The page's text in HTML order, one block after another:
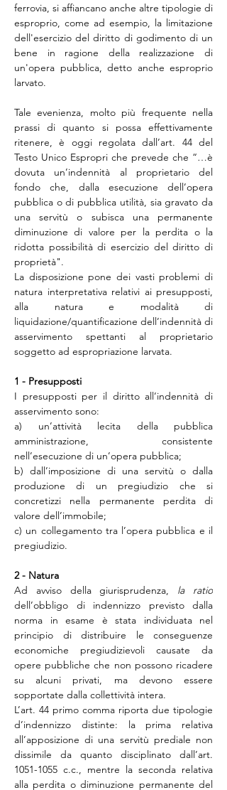
ferrovia, si affiancano anche altre tipologie di
esproprio, come ad esempio, la limitazione
dell'esercizio del diritto di godimento di un
bene in ragione della realizzazione di
un'opera pubblica, detto anche esproprio
larvato.
Tale evenienza, molto più frequente nella
prassi di quanto si possa effettivamente
ritenere, è oggi regolata dall’art. 44 del
Testo Unico Espropri che prevede che “…è
dovuta un’indennità al proprietario del
fondo che, dalla esecuzione dell’opera
pubblica o di pubblica utilità, sia gravato da
una servitù o subisca una permanente
diminuzione di valore per la perdita o la
ridotta possibilità di esercizio del diritto di
proprietà".
La disposizione pone dei vasti problemi di
natura interpretativa relativi ai presupposti,
alla natura e modalità di
liquidazione/quantificazione dell’indennità di
asservimento spettanti al proprietario
soggetto ad espropriazione larvata.
1 - Presupposti
I presupposti per il diritto all’indennità di
asservimento sono:
a) un’attività lecita della pubblica
amministrazione, consistente
nell’esecuzione di un’opera pubblica;
b) dall’imposizione di una servitù o dalla
produzione di un pregiudizio che si
concretizzi nella permanente perdita di
valore dell’immobile;
c) un collegamento tra l’opera pubblica e il
pregiudizio.
2 - Natura
Ad avviso della giurisprudenza, la ratio
dell’obbligo di indennizzo previsto dalla
norma in esame è stata individuata nel
principio di distribuire le conseguenze
economiche pregiudizievoli causate da
opere pubbliche che non possono ricadere
su alcuni privati, ma devono essere
sopportate dalla collettività intera.
L’art. 44 primo comma riporta due tipologie
d’indennizzo distinte: la prima relativa
all’apposizione di una servitù prediale non
dissimile da quanto disciplinato dall’art.
1051-1055 c.c., mentre la seconda relativa
alla perdita o diminuzione permanente del